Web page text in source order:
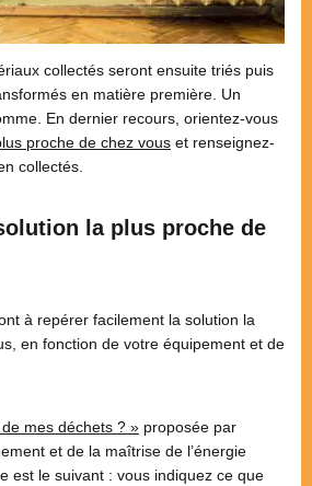
collectés seront ensuite triés puis
en matière première. Un
En dernier recours, orientez-vous
proche de chez vous et renseignez-
collectés.
la plus proche de
à repérer facilement la solution la
en fonction de votre équipement et de
mes déchets ? » proposée par
et de la maîtrise de l’énergie
est le suivant : vous indiquez ce que